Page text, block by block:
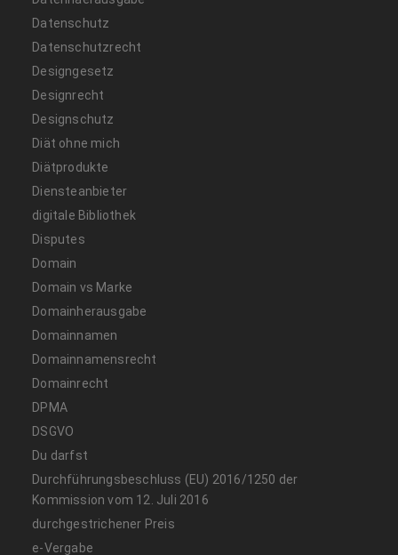
Datenschutz
Datenschutzrecht
Designgesetz
Designrecht
Designschutz
Diät ohne mich
Diätprodukte
Diensteanbieter
digitale Bibliothek
Disputes
Domain
Domain vs Marke
Domainherausgabe
Domainnamen
Domainnamensrecht
Domainrecht
DPMA
DSGVO
Du darfst
Durchführungsbeschluss (EU) 2016/1250 der
Kommission vom 12. Juli 2016
durchgestrichener Preis
e-Vergabe